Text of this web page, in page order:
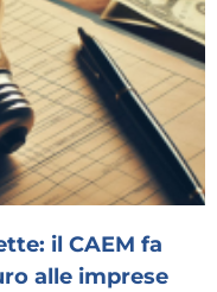
il CAEM fa
alle imprese